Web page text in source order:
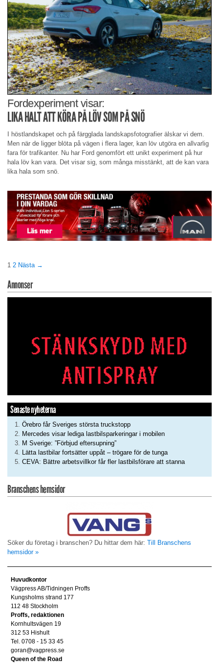
Fordexperiment visar:
LIKA HALT ATT KÖRA PÅ LÖV SOM PÅ SNÖ
I höstlandskapet och på färgglada landskapsfotografier älskar vi dem.
Men när de ligger blöta på vägen i flera lager, kan löv utgöra en allvarlig
fara för trafikanter. Nu har Ford genomfört ett unikt experiment på hur
hala löv kan vara. Det visar sig, som många misstänkt, att de kan vara
lika hala som snö.
1 2 Nästa →
Annonser
Senaste nyheterna
Örebro får Sveriges största truckstopp
Mercedes visar lediga lastbilsparkeringar i mobilen
M Sverige: ”Förbjud eftersupning”
Lätta lastbilar fortsätter uppåt – trögare för de tunga
CEVA: Bättre arbetsvillkor får fler lastbilsförare att stanna
Branschens hemsidor
Söker du företag i branschen? Du hittar dem här: Till Branschens
hemsidor »
Huvudkontor
Vägpress AB/Tidningen Proffs
Kungsholms strand 177
112 48 Stockholm
Proffs, redaktionen
Kornhultsvägen 19
312 53 Hishult
Tel. 0708 - 15 33 45
goran@vagpress.se
Queen of the Road